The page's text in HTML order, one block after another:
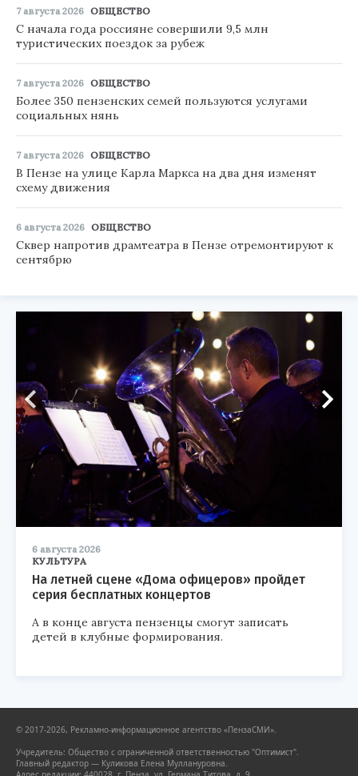
7 августа 2026 ОБЩЕСТВО
С начала года россияне совершили 9,5 млн
туристических поездок за рубеж
7 августа 2026 ОБЩЕСТВО
Более 350 пензенских семей пользуются услугами
социальных нянь
7 августа 2026 ОБЩЕСТВО
В Пензе на улице Карла Маркса на два дня изменят
схему движения
6 августа 2026 ОБЩЕСТВО
Сквер напротив драмтеатра в Пензе отремонтируют к
сентябрю
6 августа 2026
КУЛЬТУРА
На летней сцене «Дома офицеров» пройдет
серия бесплатных концертов
А в конце августа пензенцы смогут записать
детей в клубные формирования.
© 2017-2026, Рекламно-информационное агентство «ПензаСМИ».
Учредитель: Общество с ограниченной ответственностью "Оптимист".
Главный редактор — Куликова Елена Муллануровна.